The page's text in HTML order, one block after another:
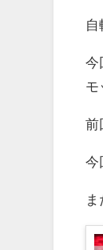
自
今
モ
前
今